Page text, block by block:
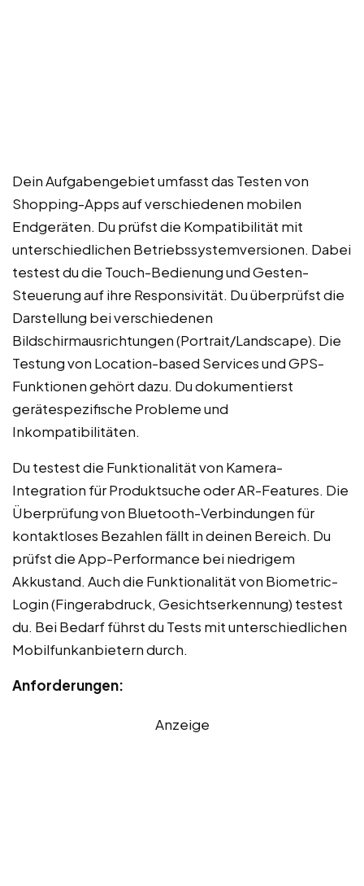
Dein Aufgabengebiet umfasst das Testen von
Shopping-Apps auf verschiedenen mobilen
Endgeräten. Du prüfst die Kompatibilität mit
unterschiedlichen Betriebssystemversionen. Dabei
testest du die Touch-Bedienung und Gesten-
Steuerung auf ihre Responsivität. Du überprüfst die
Darstellung bei verschiedenen
Bildschirmausrichtungen (Portrait/Landscape). Die
Testung von Location-based Services und GPS-
Funktionen gehört dazu. Du dokumentierst
gerätespezifische Probleme und
Inkompatibilitäten.
Du testest die Funktionalität von Kamera-
Integration für Produktsuche oder AR-Features. Die
Überprüfung von Bluetooth-Verbindungen für
kontaktloses Bezahlen fällt in deinen Bereich. Du
prüfst die App-Performance bei niedrigem
Akkustand. Auch die Funktionalität von Biometric-
Login (Fingerabdruck, Gesichtserkennung) testest
du. Bei Bedarf führst du Tests mit unterschiedlichen
Mobilfunkanbietern durch.
Anforderungen:
Anzeige